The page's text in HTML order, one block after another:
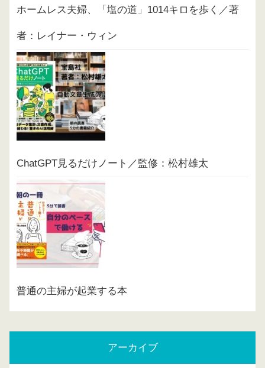
ホームレス夫婦、「塩の道」1014キロを歩く／著
者：レイナー・ウィン
ChatGPT見るだけノート／監修：松村雄太
普通の主婦が起業する本
アーカイブ